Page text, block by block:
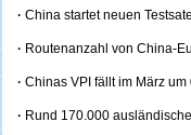
· China startet neuen
· Routenanzahl von China-
· Chinas VPI fällt im März um
· Rund 170.000